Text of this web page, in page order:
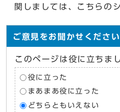
関しましては、こちらの
ご意見をお聞かせください
このページは役に立ちま
役に立った
まあまあ役に立った
どちらともいえない